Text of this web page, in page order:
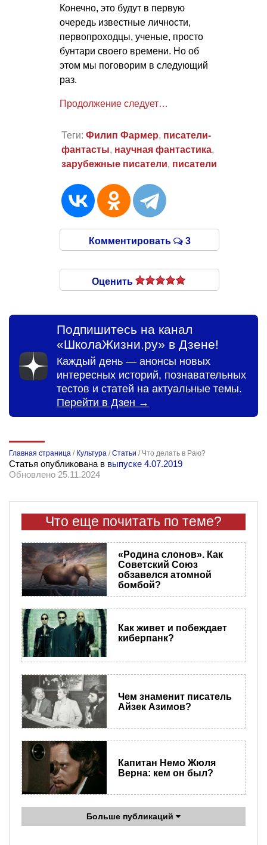
Конечно, это будут в первую
очередь известные личности,
первопроходцы, ученые, просто
бунтари своего времени. Но об
этом мы поговорим в следующий
раз.
Продолжение следует…
Теги: Филип Фармер, писатели-
фантасты, научная фантастика,
зарубежные писатели, писатели
Комментировать 3
Оценить
Подпишитесь на канал
«ШколаЖизни.ру» в Дзене!
Каждый день — анонсы новых
интересных историй, познавательных
тестов и статей на актуальные темы.
Перейти в Дзен →
Главная страница / Культура /Статьи / Что делать в Раю?
Статья опубликована в выпуске 4.07.2019
Обновлено 25.11.2024
Что еще почитать по теме?
«Родина слонов». Как
Советский Союз
обзавелся атомной
бомбой?
Как живет и побеждает
киберпанк?
Чем знаменит писатель
Айзек Азимов?
Капитан Немо Жюля
Верна: кем он был?
Больше публикаций